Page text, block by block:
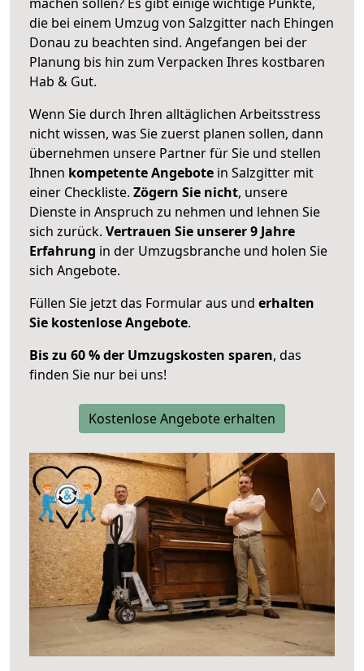
die bei einem Umzug von Salzgitter nach Ehingen
Donau zu beachten sind. Angefangen bei der
Planung bis hin zum Verpacken Ihres kostbaren
Hab & Gut.
Wenn Sie durch Ihren alltäglichen Arbeitsstress
nicht wissen, was Sie zuerst planen sollen, dann
übernehmen unsere Partner für Sie und stellen
Ihnen kompetente Angebote in Salzgitter mit
einer Checkliste. Zögern Sie nicht, unsere
Dienste in Anspruch zu nehmen und lehnen Sie
sich zurück. Vertrauen Sie unserer 9 Jahre
Erfahrung in der Umzugsbranche und holen Sie
sich Angebote.
Füllen Sie jetzt das Formular aus und erhalten
Sie kostenlose Angebote.
Bis zu 60 % der Umzugskosten sparen, das
finden Sie nur bei uns!
Kostenlose Angebote erhalten